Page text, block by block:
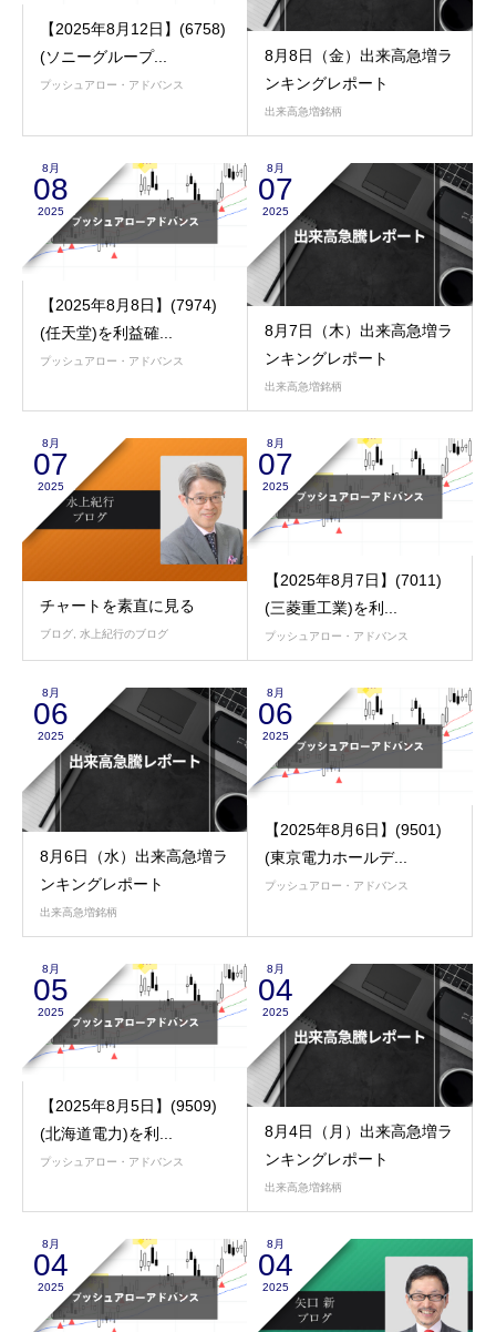
【2025年8月12日】(6758)
(ソニーグループ...
プッシュアロー・アドバンス
8月8日（金）出来高急増ラ
ンキングレポート
出来高急増銘柄
8月
08
2025
【2025年8月8日】(7974)
(任天堂)を利益確...
プッシュアロー・アドバンス
8月
07
2025
8月7日（木）出来高急増ラ
ンキングレポート
出来高急増銘柄
8月
07
2025
チャートを素直に見る
ブログ, 水上紀行のブログ
8月
07
2025
【2025年8月7日】(7011)
(三菱重工業)を利...
プッシュアロー・アドバンス
8月
06
2025
8月6日（水）出来高急増ラ
ンキングレポート
出来高急増銘柄
8月
06
2025
【2025年8月6日】(9501)
(東京電力ホールデ...
プッシュアロー・アドバンス
8月
05
2025
【2025年8月5日】(9509)
(北海道電力)を利...
プッシュアロー・アドバンス
8月
04
2025
8月4日（月）出来高急増ラ
ンキングレポート
出来高急増銘柄
8月
04
2025
8月
04
2025